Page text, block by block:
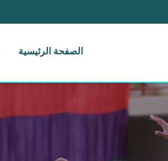
الصفحة الرئيسية